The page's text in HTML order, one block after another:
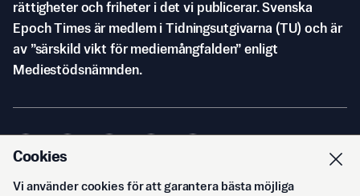
rättigheter och friheter i det vi publicerar. Svenska
Epoch Times är medlem i Tidningsutgivarna (TU) och är
av ”särskild vikt för mediemångfalden” enligt
Mediestödsnämnden.
© Svenska Epoch Times AB2026
Cookies
Vi använder cookies för att garantera bästa möjliga